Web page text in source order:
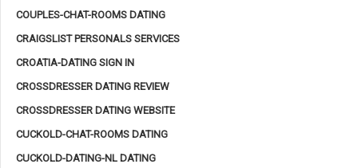
COUPLES-CHAT-ROOMS DATING
CRAIGSLIST PERSONALS SERVICES
CROATIA-DATING SIGN IN
CROSSDRESSER DATING REVIEW
CROSSDRESSER DATING WEBSITE
CUCKOLD-CHAT-ROOMS DATING
CUCKOLD-DATING-NL DATING